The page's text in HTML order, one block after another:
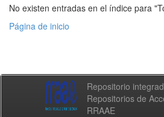
No existen entradas en el índice para
Página de inicio
Repositorio
Repositorios de
RRAAE